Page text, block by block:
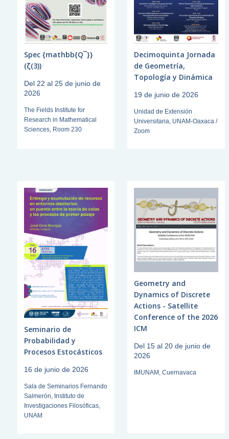
Spec {mathbb{Q¯}}
(ζ(3))
Del 22 al 25 de junio de
2026
The Fields Institute for
Research in Mathematical
Sciences, Room 230
Decimoquinta Jornada
de Geometría,
Topología y Dinámica
19 de junio de 2026
Unidad de Extensión
Universitaria, UNAM-Oaxaca /
Zoom
Seminario de
Probabilidad y
Procesos Estocásticos
16 de junio de 2026
Sala de Seminarios Fernando
Salmerón, Instituto de
Investigaciones Filosóficas,
UNAM
Geometry and
Dynamics of Discrete
Actions - Satellite
Conference of the 2026
ICM
Del 15 al 20 de junio de
2026
IMUNAM, Cuernavaca